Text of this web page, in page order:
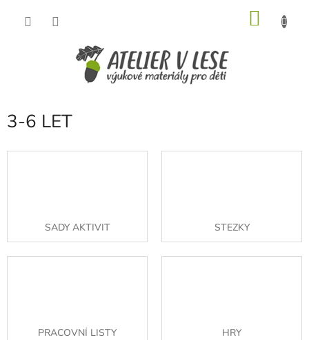
3-6 LET
SADY AKTIVIT STEZKY
PRACOVNÍ LISTY HRY